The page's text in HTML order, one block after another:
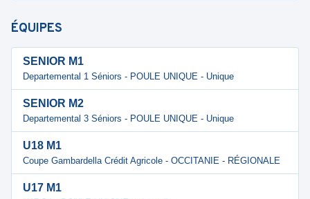
ÉQUIPES
SENIOR M1
Departemental 1 Séniors - POULE UNIQUE - Unique
SENIOR M2
Departemental 3 Séniors - POULE UNIQUE - Unique
U18 M1
Coupe Gambardella Crédit Agricole - OCCITANIE - RÉGIONALE
U17 M1